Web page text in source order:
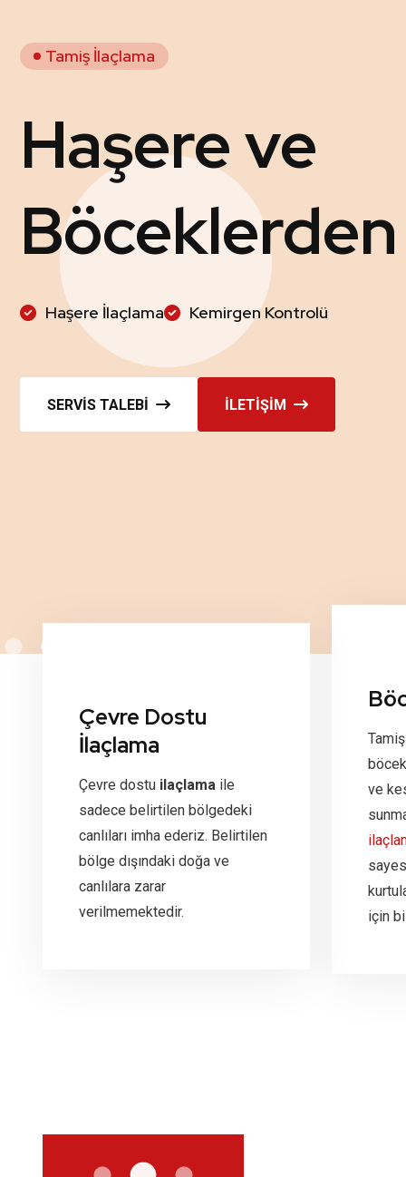
Tamiş İlaçlama
Haşere ve
Haşere İlaçlama Kemirgen Kontrolü
SERVIS TALEBI İLETIŞIM
Çevre Dostu
İlaçlama
Çevre dostu ilaçlama ile
sadece belirtilen bölgedeki
canlıları imha ederiz. Belirtilen
bölge dışındaki doğa ve
canlılara zarar
verilmemektedir.
ve
için